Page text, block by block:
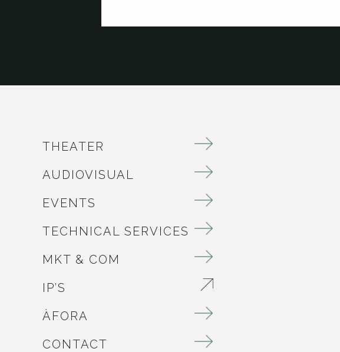
THEATER
AUDIOVISUAL
EVENTS
TECHNICAL SERVICES
MKT & COM
IP’S
ÀFORA
CONTACT